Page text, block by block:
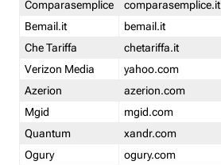
Comparasemplice
comparasemplice.it
Bemail.it
bemail.it
Che Tariffa
chetariffa.it
Verizon Media
yahoo.com
Azerion
azerion.com
Mgid
mgid.com
Quantum
xandr.com
Ogury
ogury.com